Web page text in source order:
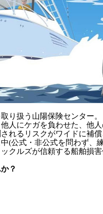
り扱う山陽保険センター。
人にケガを負わせた、他
れるリスクがワイドに補
(公式・非公式を問わず、
クルズが信頼する船舶損
？